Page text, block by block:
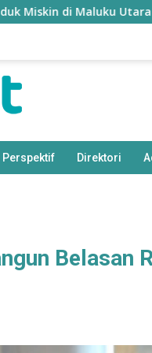
di Maluku Utara
Perspektif Direktori
Belasan